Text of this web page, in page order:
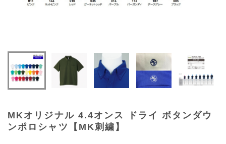
MKオリジナル 4.4オンス ドライ ボタンダウ
ンポロシャツ【MK刺繍】